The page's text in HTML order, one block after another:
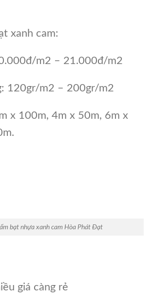
xanh cam:
m2 – 21.000đ/m2
120gr/m2 – 200gr/m2
x 100m, 4m x 50m, 6m x
bạt nhựa xanh cam Hòa Phát Đạt
giá càng rẻ